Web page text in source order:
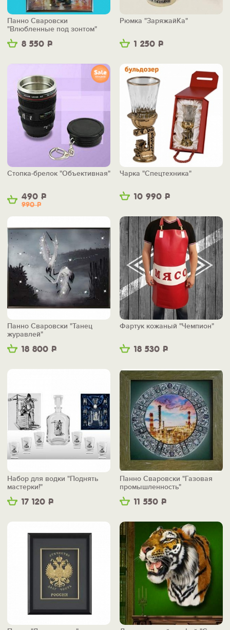
8 550 Р
Панно Сваровски
"Влюбленные под зонтом"
1 250 Р
Рюмка "ЗаряжайКа"
490 Р
990Р
Стопка-брелок "Объективная"
10 990 Р
Чарка "Спецтехника"
18 800 Р
Панно Сваровски "Танец
журавлей"
18 530 Р
Фартук кожаный "Чемпион"
17 120 Р
Набор для водки "Поднять
мастерки!"
11 550 Р
Панно Сваровски "Газовая
промышленность"